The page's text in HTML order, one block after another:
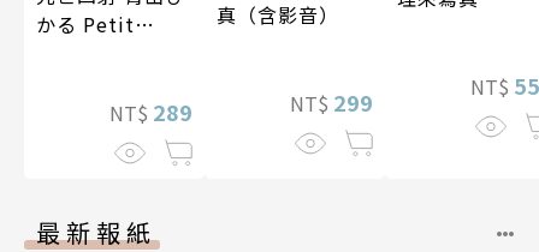
かる Petit
NT$ 289
真（含影音）
NT$ 299
NT$
最新報紙